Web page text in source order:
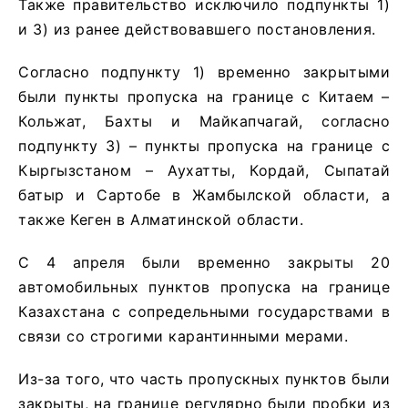
Также правительство исключило подпункты 1)
и 3) из ранее действовавшего постановления.
Согласно подпункту 1) временно закрытыми
были пункты пропуска на границе с Китаем –
Кольжат, Бахты и Майкапчагай, согласно
подпункту 3) – пункты пропуска на границе с
Кыргызстаном – Аухатты, Кордай, Сыпатай
батыр и Сартобе в Жамбылской области, а
также Кеген в Алматинской области.
С 4 апреля были временно закрыты 20
автомобильных пунктов пропуска на границе
Казахстана с сопредельными государствами в
связи со строгими карантинными мерами.
Из-за того, что часть пропускных пунктов были
закрыты, на границе регулярно были пробки из